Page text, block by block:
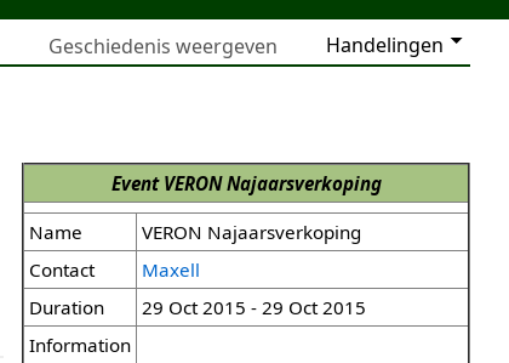
Handelingen
Geschiedenis weergeven
Event VERON Najaarsverkoping
Name
VERON Najaarsverkoping
Contact
Maxell
Duration
29 Oct 2015 - 29 Oct 2015
Information